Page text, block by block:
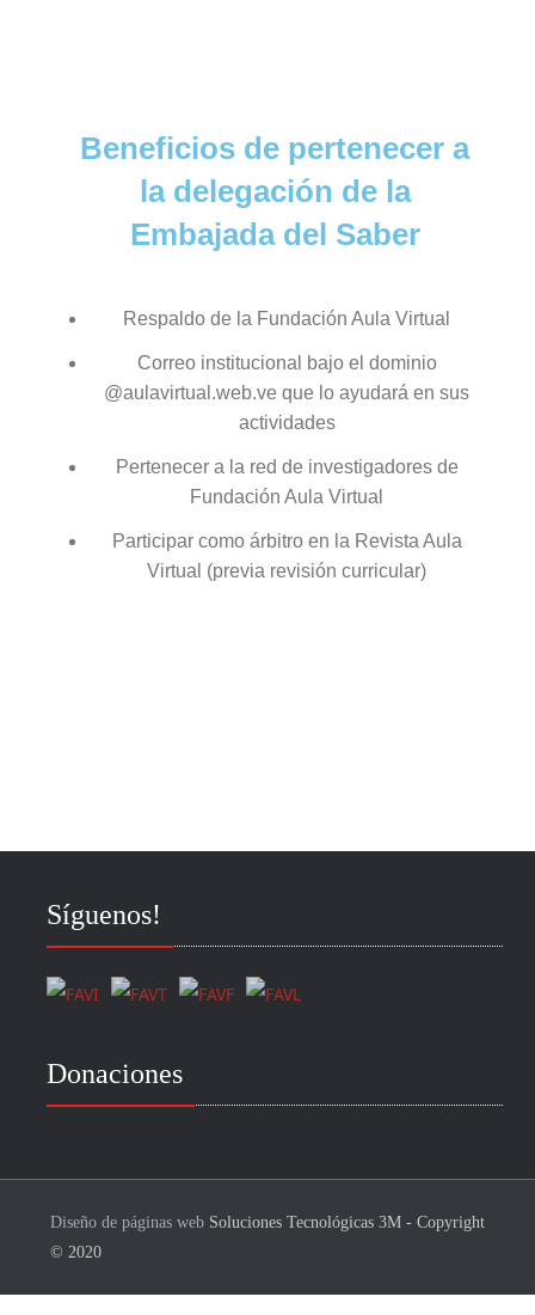
Beneficios de pertenecer a
la delegación de la
Embajada del Saber
Respaldo de la Fundación Aula Virtual
Correo institucional bajo el dominio
@aulavirtual.web.ve que lo ayudará en sus
actividades
Pertenecer a la red de investigadores de
Fundación Aula Virtual
Participar como árbitro en la Revista Aula
Virtual (previa revisión curricular)
Síguenos!
Donaciones
Diseño de páginas web Soluciones Tecnológicas 3M - Copyright
© 2020